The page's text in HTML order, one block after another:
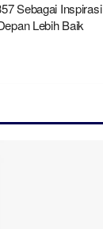
Sebagai Inspirasi
Lebih Baik